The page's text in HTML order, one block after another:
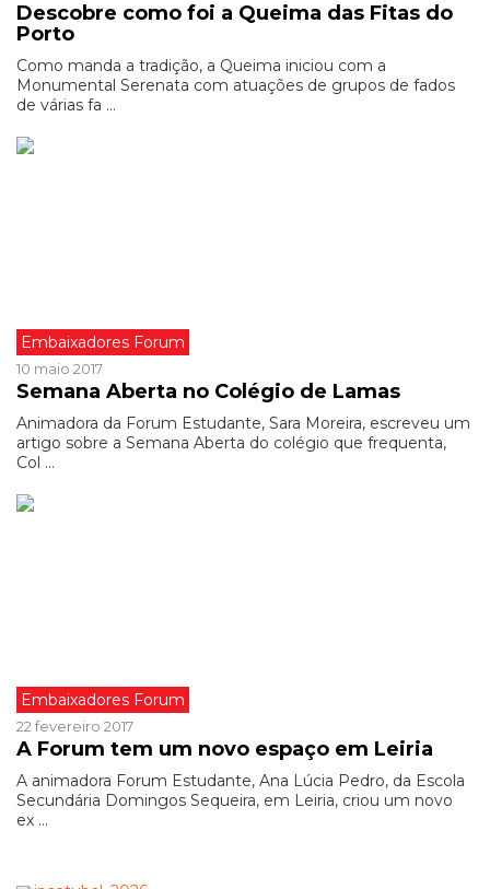
Descobre como foi a Queima das Fitas do
Porto
Como manda a tradição, a Queima iniciou com a
Monumental Serenata com atuações de grupos de fados
de várias fa ...
Embaixadores Forum
10 maio 2017
Semana Aberta no Colégio de Lamas
Animadora da Forum Estudante, Sara Moreira, escreveu um
artigo sobre a Semana Aberta do colégio que frequenta,
Col ...
Embaixadores Forum
22 fevereiro 2017
A Forum tem um novo espaço em Leiria
A animadora Forum Estudante, Ana Lúcia Pedro, da Escola
Secundária Domingos Sequeira, em Leiria, criou um novo
ex ...